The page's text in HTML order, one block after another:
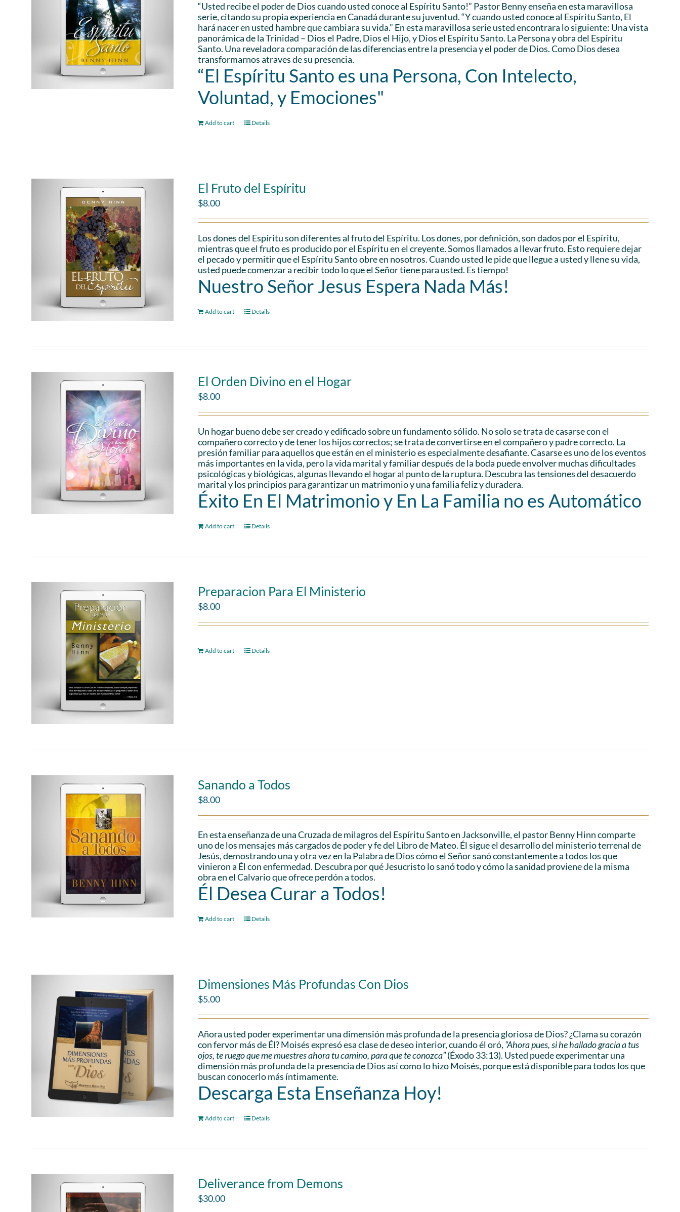
“Usted recibe el poder de Dios cuando usted conoce al Espíritu Santo!” Pastor Benny enseña en esta maravillosa
serie, citando su propia experiencia en Canadá durante su juventud. “Y cuando usted conoce al Espíritu Santo, El
hará nacer en usted hambre que cambiara su vida.” En esta maravillosa serie usted encontrara lo siguiente: Una vista
panorámica de la Trinidad – Dios el Padre, Dios el Hijo, y Dios el Espíritu Santo. La Persona y obra del Espíritu
Santo. Una reveladora comparación de las diferencias entre la presencia y el poder de Dios. Como Dios desea
transformarnos atraves de su presencia.
“El Espíritu Santo es una Persona, Con Intelecto,
Voluntad, y Emociones"
Add to cart Details
El Fruto del Espíritu
$8.00
Los dones del Espíritu son diferentes al fruto del Espíritu. Los dones, por definición, son dados por el Espíritu,
mientras que el fruto es producido por el Espíritu en el creyente. Somos llamados a llevar fruto. Esto requiere dejar
el pecado y permitir que el Espíritu Santo obre en nosotros. Cuando usted le pide que llegue a usted y llene su vida,
usted puede comenzar a recibir todo lo que el Señor tiene para usted. Es tiempo!
Nuestro Señor Jesus Espera Nada Más!
Add to cart Details
El Orden Divino en el Hogar
$8.00
Un hogar bueno debe ser creado y edificado sobre un fundamento sólido. No solo se trata de casarse con el
compañero correcto y de tener los hijos correctos; se trata de convertirse en el compañero y padre correcto. La
presión familiar para aquellos que están en el ministerio es especialmente desafiante. Casarse es uno de los eventos
más importantes en la vida, pero la vida marital y familiar después de la boda puede envolver muchas dificultades
psicológicas y biológicas, algunas llevando el hogar al punto de la ruptura. Descubra las tensiones del desacuerdo
marital y los principios para garantizar un matrimonio y una familia feliz y duradera.
Éxito En El Matrimonio y En La Familia no es Automático
Add to cart Details
Preparacion Para El Ministerio
$8.00
Add to cart Details
Sanando a Todos
$8.00
En esta enseñanza de una Cruzada de milagros del Espíritu Santo en Jacksonville, el pastor Benny Hinn comparte
uno de los mensajes más cargados de poder y fe del Libro de Mateo. Él sigue el desarrollo del ministerio terrenal de
Jesús, demostrando una y otra vez en la Palabra de Dios cómo el Señor sanó constantemente a todos los que
vinieron a Él con enfermedad. Descubra por qué Jesucristo lo sanó todo y cómo la sanidad proviene de la misma
obra en el Calvario que ofrece perdón a todos.
Él Desea Curar a Todos!
Add to cart Details
Dimensiones Más Profundas Con Dios
$5.00
Añora usted poder experimentar una dimensión más profunda de la presencia gloriosa de Dios? ¿Clama su corazón
con fervor más de Él? Moisés expresó esa clase de deseo interior, cuando él oró, “Ahora pues, si he hallado gracia a tus
ojos, te ruego que me muestres ahora tu camino, para que te conozca”(Éxodo 33:13). Usted puede experimentar una
dimensión más profunda de la presencia de Dios así como lo hizo Moisés, porque está disponible para todos los que
buscan conocerlo más íntimamente.
Descarga Esta Enseñanza Hoy!
Add to cart Details
Deliverance from Demons
$30.00